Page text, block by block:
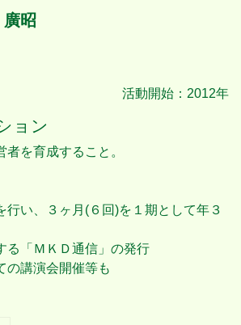
昭
活動開始：2012年
ョン
を育成すること。
行い、３ヶ月(６回)を１期として年３
る「ＭＫＤ通信」の発行
の講演会開催等も